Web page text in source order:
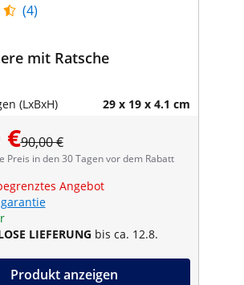
(4)
mit Ratsche
(LxBxH) 29 x 19 x 4.1 cm
€90,00 €
Preis in den 30 Tagen vor dem Rabatt
Angebot
LIEFERUNG bis ca. 12.8.
Produkt anzeigen